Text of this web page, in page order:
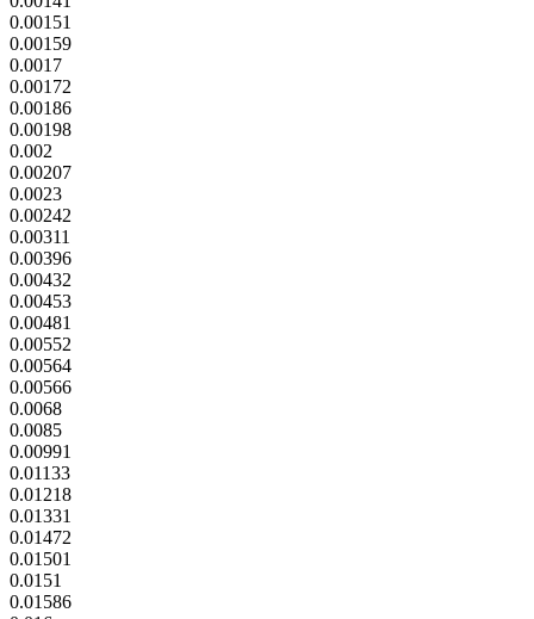
0.00151
0.00159
0.0017
0.00172
0.00186
0.00198
0.002
0.00207
0.0023
0.00242
0.00311
0.00396
0.00432
0.00453
0.00481
0.00552
0.00564
0.00566
0.0068
0.0085
0.00991
0.01133
0.01218
0.01331
0.01472
0.01501
0.0151
0.01586